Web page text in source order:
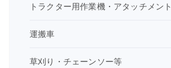
トラクター用作業機・アタッチメント
運搬車
草刈り・チェーンソー等